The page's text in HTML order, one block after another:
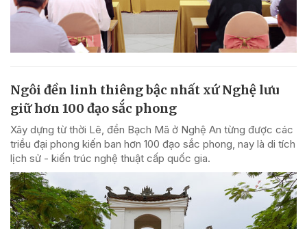
Ngôi đền linh thiêng bậc nhất xứ Nghệ lưu
giữ hơn 100 đạo sắc phong
Xây dựng từ thời Lê, đền Bạch Mã ở Nghệ An từng được các
triều đại phong kiến ban hơn 100 đạo sắc phong, nay là di tích
lịch sử - kiến trúc nghệ thuật cấp quốc gia.